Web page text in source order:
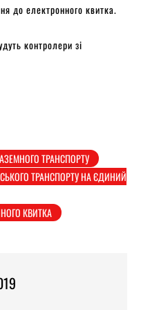
до електронного квитка.
контролери зі
ТРАНСПОРТУ
ТРАНСПОРТУ НА ЄДИНИЙ
КВИТКА